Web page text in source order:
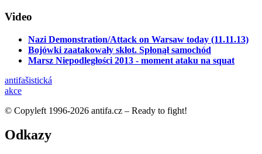
Video
Nazi Demonstration/Attack on Warsaw today (11.11.13)
Bojówki zaatakowały skłot. Spłonął samochód
Marsz Niepodległości 2013 - moment ataku na squat
anti­fašistická
akce
© Copyleft 1996-2026 antifa.cz – Ready to fight!
Odkazy